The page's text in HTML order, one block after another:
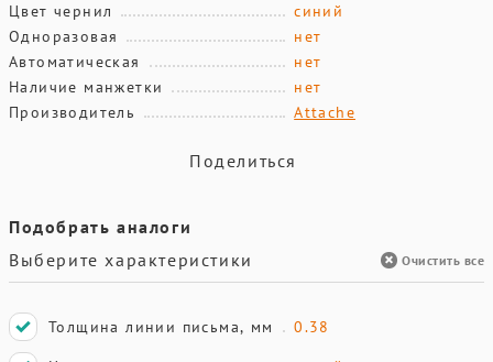
Цвет чернил
синий
Одноразовая
нет
Автоматическая
нет
Наличие манжетки
нет
Производитель
Attache
Поделиться
Подобрать аналоги
Выберите характеристики
Очистить все
Толщина линии письма, мм
0.38